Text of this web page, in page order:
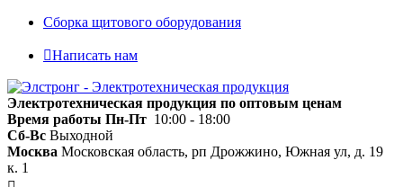
Сборка щитового оборудования
Написать нам
Электротехническая продукция по оптовым ценам
Время работы Пн-Пт 10:00 - 18:00
Сб-Вс Выходной
Москва Московская область, рп Дрожжино, Южная ул, д. 19
к. 1